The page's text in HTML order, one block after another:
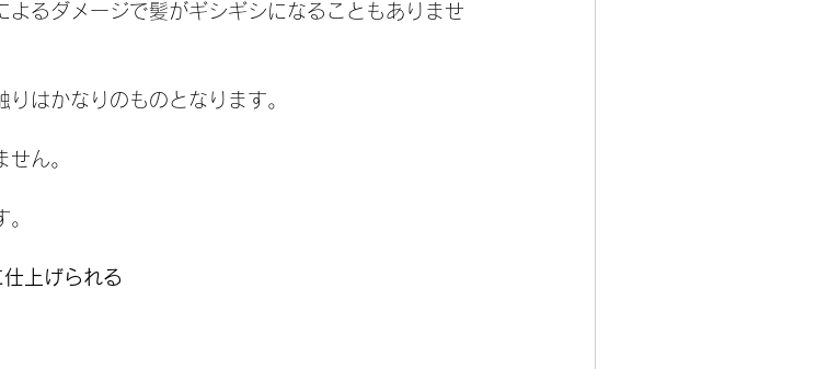
るダメージで髪がギシギシになることもありませ
はかなりのものとなります。
ん。
上げられる